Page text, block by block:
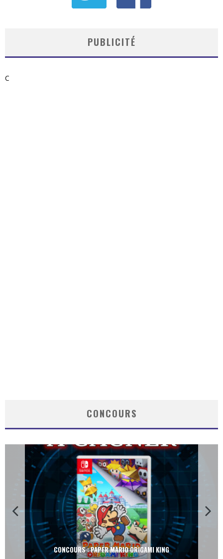
PUBLICITÉ
C
CONCOURS
CONCOURS : PAPER MARIO ORIGAMI KING